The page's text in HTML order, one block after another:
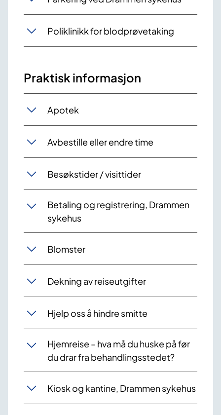
Poliklinikk for blodprøvetaking
Praktisk informasjon
Apotek
Avbestille eller endre time
Besøkstider / visittider
Betaling og registrering, Drammen
sykehus
Blomster
Dekning av reiseutgifter
Hjelp oss å hindre smitte
Hjemreise – hva må du huske på før
du drar fra behandlingsstedet?
Kiosk og kantine, Drammen sykehus